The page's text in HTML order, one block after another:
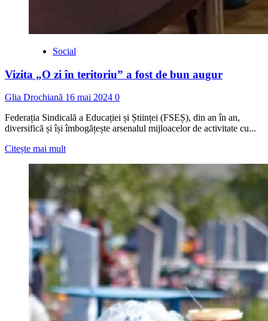
Social
Vizita „O zi în teritoriu” a fost de bun augur
Glia Drochiană 16 mai 2024 0
Federația Sindicală a Educației și Științei (FSEȘ), din an în an,
diversifică și își îmbogățește arsenalul mijloacelor de activitate cu...
Citește mai multRead
about
Vizita
zi
în
teritoriu”
de